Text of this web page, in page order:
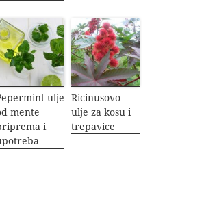
ulje
mente
i
Ricinusovo
ulje za kosu i
trepavice